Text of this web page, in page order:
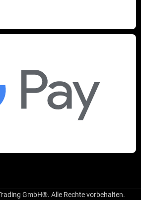
GmbH®. Alle Rechte vorbehalten.